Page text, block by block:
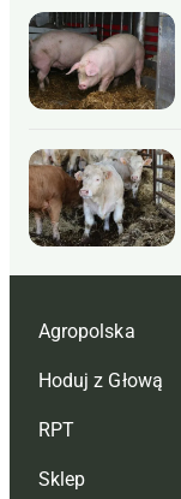
Agropolska
Redakcja
Reklama
Tagi
Hoduj z Głową
Hoduj z głową
Hoduj z głową
RPT
Redakcja
Sklep